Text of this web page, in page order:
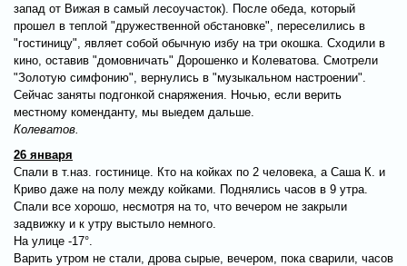
запад от Вижая в самый лесоучасток). После обеда, который
прошел в теплой "дружественной обстановке", переселились в
"гостиницу", являет собой обычную избу на три окошка. Сходили в
кино, оставив "домовничать" Дорошенко и Колеватова. Смотрели
"Золотую симфонию", вернулись в "музыкальном настроении".
Сейчас заняты подгонкой снаряжения. Ночью, если верить
местному коменданту, мы выедем дальше.
Колеватов.
26 января
Спали в т.наз. гостинице. Кто на койках по 2 человека, а Саша К. и
Криво даже на полу между койками. Поднялись часов в 9 утра.
Спали все хорошо, несмотря на то, что вечером не закрыли
задвижку и к утру выстыло немного.
На улице -17°.
Варить утром не стали, дрова сырые, вечером, пока сварили, часов